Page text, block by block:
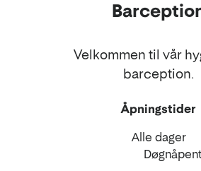
Velkommen til vår
barception.
Åpningstider
Alle dager
Døgnåpent